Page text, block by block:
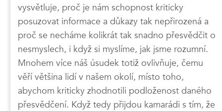
vysvětluje, proč je nám schopnost kriticky
posuzovat informace a důkazy tak nepřirozená a
proč se necháme kolikrát tak snadno přesvědčit o
nesmyslech, i když si myslíme, jak jsme rozumní.
Mnohem více náš úsudek totiž ovlivňuje, čemu
věří většina lidí v našem okolí, místo toho,
abychom kriticky zhodnotili podloženost daného
přesvědčení. Když tedy přijdou kamarádi s tím, že